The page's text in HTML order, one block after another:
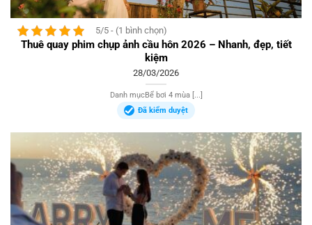
5/5 - (1 bình chọn)
Thuê quay phim chụp ảnh cầu hôn 2026 – Nhanh, đẹp, tiết
kiệm
28/03/2026
Danh mụcBể bơi 4 mùa [...]
Đã kiểm duyệt